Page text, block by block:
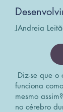
JAndreia
Diz-se que o
funciona
mesmo
no cérebro